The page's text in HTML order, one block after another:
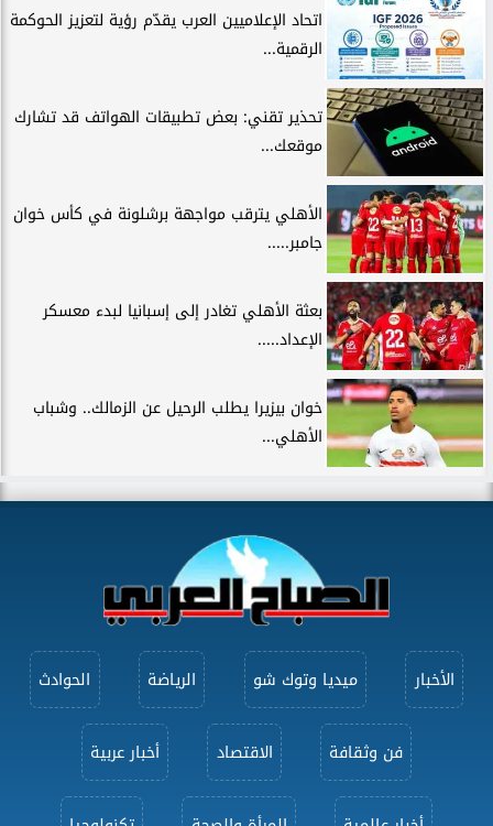
اتحاد الإعلاميين العرب يقدّم رؤية لتعزيز الحوكمة
الرقمية...
تحذير تقني: بعض تطبيقات الهواتف قد تشارك
موقعك...
الأهلي يترقب مواجهة برشلونة في كأس خوان
جامبر.....
بعثة الأهلي تغادر إلى إسبانيا لبدء معسكر
الإعداد.....
خوان بيزيرا يطلب الرحيل عن الزمالك.. وشباب
الأهلي...
الأخبار ميديا وتوك شو الرياضة الحوادث
فن وثقافة الاقتصاد أخبار عربية